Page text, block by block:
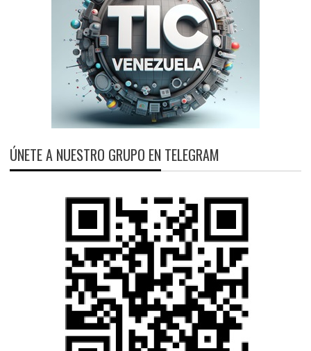
ÚNETE A NUESTRO GRUPO EN TELEGRAM